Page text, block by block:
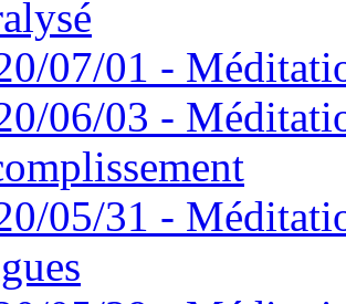
07/01 -
06/03 -
05/31 -